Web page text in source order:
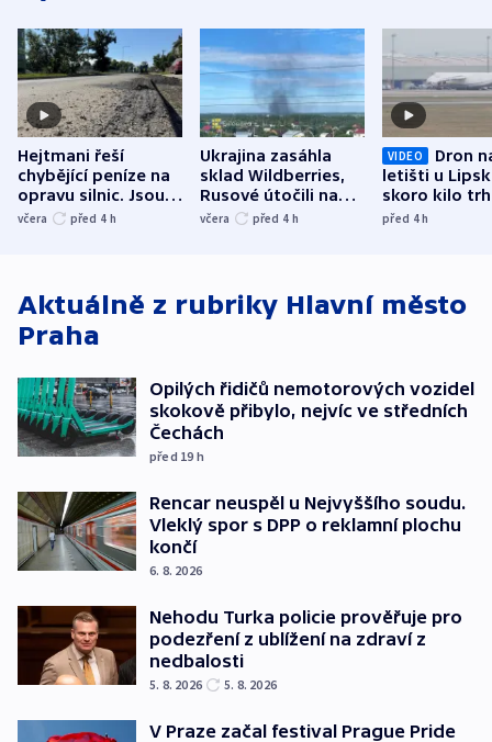
Hejtmani řeší
chybějící peníze na
opravu silnic. Jsou
nenárokové, namítá
včera před 4 h
Ukrajina zasáhla
sklad Wildberries,
Rusové útočili na
trh, hasiče či
včera před 4 h
VIDEO
Dron
letišti u
skoro kilo
indicie
před 4h
Aktuálně z rubriky Hlavní město
Praha
Opilých řidičů nemotorových vozidel
skokově přibylo, nejvíc ve středních
Čechách
před 19 h
Rencar neuspěl u Nejvyššího soudu.
Vleklý spor s DPP o reklamní plochu
končí
6. 8. 2026
Nehodu Turka policie prověřuje pro
podezření z ublížení na zdraví z
nedbalosti
5. 8. 2026 5. 8. 2026
V Praze začal festival Prague Pride